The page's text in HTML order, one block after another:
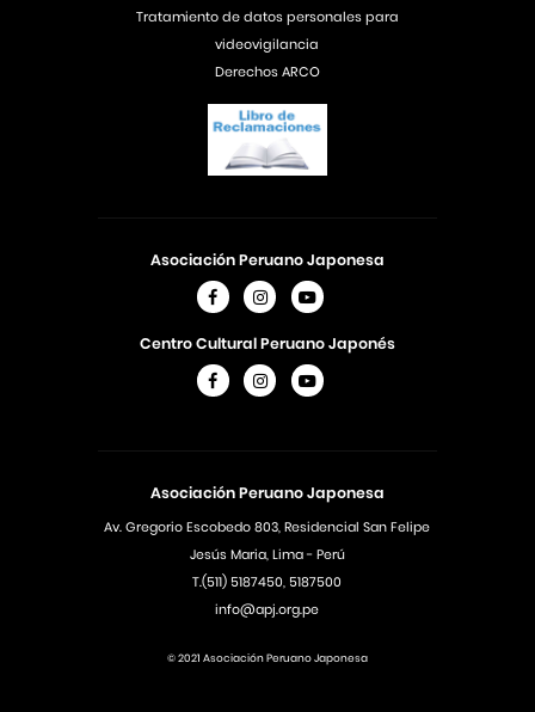
Asociación Peruano Japonesa
Av. Gregorio Escobedo 803, Residencial San Felipe
Jesús Maria, Lima - Perú
T.(511) 5187450, 5187500
info@apj.org.pe
Asociación Peruano Japonesa
Centro Cultural Peruano Japonés
Tratamiento de datos personales para
videovigilancia
Derechos ARCO
© 2021 Asociación Peruano Japonesa